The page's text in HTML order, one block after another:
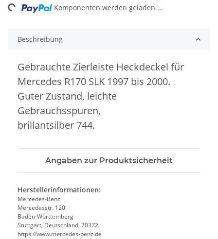
Komponenten werden geladen ...
Beschreibung
Gebrauchte Zierleiste Heckdeckel für
Mercedes R170 SLK 1997 bis 2000.
Guter Zustand, leichte
Gebrauchsspuren,
brillantsilber 744.
Angaben zur Produktsicherheit
Herstellerinformationen:
Mercedes-Benz
Mercedesstr. 120
Baden-Württemberg
Stuttgart, Deutschland, 70372
https://www.mercedes-benz.de